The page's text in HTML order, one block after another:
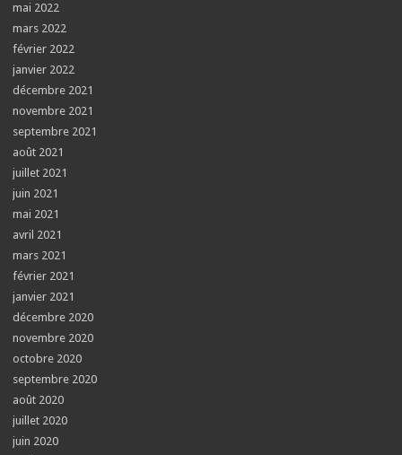
mai 2022
mars 2022
février 2022
janvier 2022
décembre 2021
novembre 2021
septembre 2021
août 2021
juillet 2021
juin 2021
mai 2021
avril 2021
mars 2021
février 2021
janvier 2021
décembre 2020
novembre 2020
octobre 2020
septembre 2020
août 2020
juillet 2020
juin 2020